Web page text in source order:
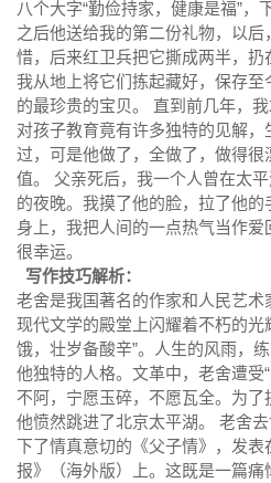
八个大字“勤俭持家，健康是福”，
之后他送给我的第二份礼物，以
惜，后来红卫兵把它撕成两半，扔
我从地上将它们拣起藏好，保存
的最珍贵的宝贝。 直到前几年，
对孩子教育竟有许多独特的见解
过，可是他做了，全做了，做得
值。 父亲死后，我一个人曾在太
的夜晚。我摸了他的脸，拉了他
身上，我把人间的一点热气当作
很幸运。
写作技巧解析：
老舍是我国著名的作家和人民艺术
现代文学的殿堂上闪耀着不朽的光
饿，壮岁备酸辛”。人生的风雨，
他独特的人格。文革中，老舍遭受
不阿，宁愿玉碎，不愿瓦全。为了
他愤然跳进了北京太平湖。 老舍
下了情真意切的《父子情》，发表
报》（海外版）上。这既是一篇